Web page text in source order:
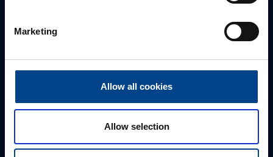
Marketing
Allow all cookies
Allow selection
ALUEMYYNTIPÄÄLLIKKÖ, ITÄ-SUOMI
+358 40 687 7998
susanna.ahokas@utu.eu